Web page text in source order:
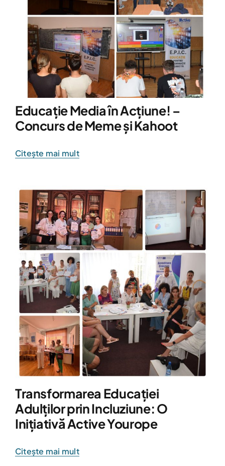
Educație Media în Acțiune! –
Concurs de Meme și Kahoot
Citește mai mult
Transformarea Educației
Adulților prin Incluziune: O
Inițiativă Active Yourope
Citește mai mult